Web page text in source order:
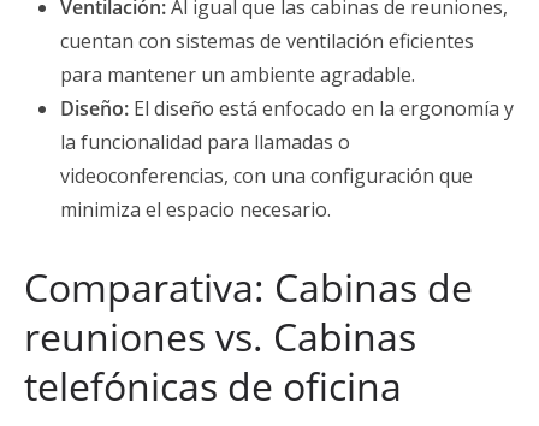
Ventilación:Al igual que las cabinas de reuniones,
cuentan con sistemas de ventilación eficientes
para mantener un ambiente agradable.
Diseño: El diseño está enfocado en la ergonomía y
la funcionalidad para llamadas o
videoconferencias, con una configuración que
minimiza el espacio necesario.
Comparativa: Cabinas de
reuniones vs. Cabinas
telefónicas de oficina